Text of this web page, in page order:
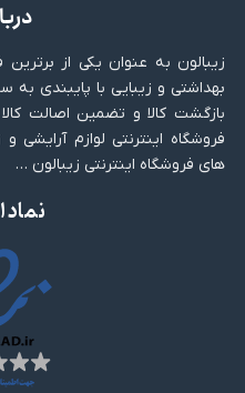
زیبالون به عنوان یکی از برترین
بازگشت کالا و تضمین اصالت
فروشگاه اینترنتی لوازم
های فروشگاه اینترنتی زیبالون …